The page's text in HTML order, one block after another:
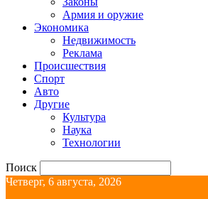
Армия и оружие
Экономика
Недвижимость
Реклама
Происшествия
Спорт
Авто
Другие
Культура
Наука
Технологии
Поиск
Четверг, 6 августа, 2026